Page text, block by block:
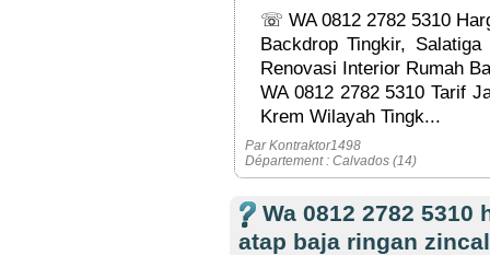
☏ WA 0812 2782 5310
Backdrop Tingkir,
Renovasi Interior Rumah
WA 0812 2782 5310 Tarif
Krem Wilayah Tingk...
Par Kontraktor1498
Département : Calvados (14)
Wa 0812 2782
atap baja ringan zincal